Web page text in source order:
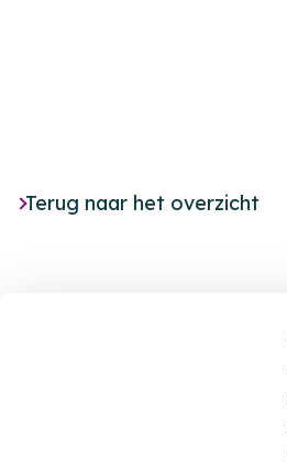
Terug naar het overzicht